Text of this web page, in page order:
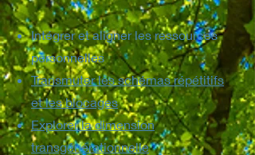
Intégrer et aligner les ressources
personnelles
Transmuter les schémas répétitifs
et les blocages
Explorer la dimension
transgénérationnelle